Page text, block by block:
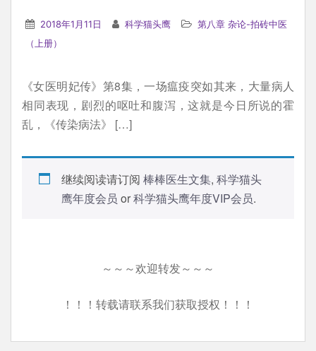
2018年1月11日 科学猫头鹰
第八章 杂论-拍砖中医
（上册）
《女医明妃传》第8集，一场瘟疫突如其来，大量病人
相同表现，剧烈的呕吐和腹泻，这就是今日所说的霍
乱，《传染病法》 […]
继续阅读请订阅 棒棒医生文集, 科学猫头
鹰年度会员 or科学猫头鹰年度VIP会员.
～～～欢迎转发～～～
！！！转载请联系我们获取授权！！！